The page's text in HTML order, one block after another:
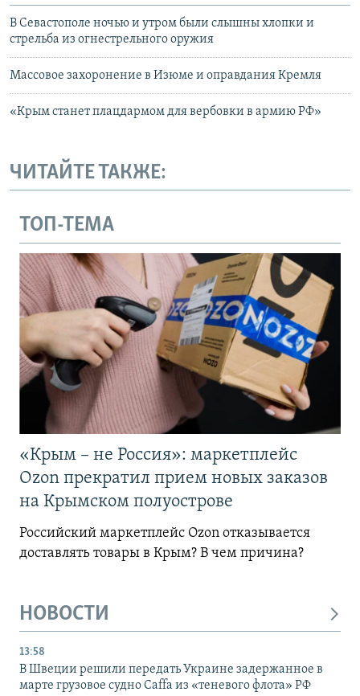
В Севастополе ночью и утром были слышны хлопки и
стрельба из огнестрельного оружия
Массовое захоронение в Изюме и оправдания Кремля
«Крым станет плацдармом для вербовки в армию РФ»
ЧИТАЙТЕ ТАКЖЕ:
ТОП-ТЕМА
«Крым – не Россия»: маркетплейс
Ozon прекратил прием новых заказов
на Крымском полуострове
Российский маркетплейс Ozon отказывается
доставлять товары в Крым? В чем причина?
НОВОСТИ
13:58
В Швеции решили передать Украине задержанное в
марте грузовое судно Caffa из «теневого флота» РФ